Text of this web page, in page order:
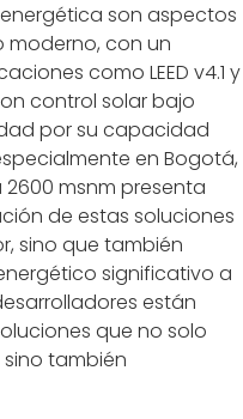
son aspectos
con un
como LEED v4.1 y
control solar bajo
por su capacidad
en Bogotá,
msnm presenta
de estas soluciones
sino que también
significativo a
están
que no solo
también